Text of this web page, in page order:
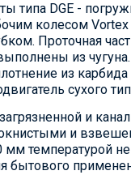
типа DGE -
колесом
Проточная
из
из
сухого
и
и
температурой не
бытового